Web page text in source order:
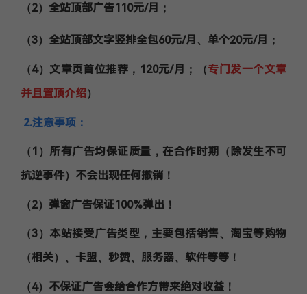
（2）全站顶部广告110元/月 ；
（3）全站顶部文字竖排全包60元/月、单个20元/月 ；
（4）文章页首位推荐，120元/月；（专门发一个文章
并且置顶介绍）
2.注意事项：
（1）所有广告均保证质量，在合作时期（除发生不可
抗逆事件）不会出现任何撤销！
（2）弹窗广告保证100%弹出！
（3）本站接受广告类型，主要包括销售、淘宝等购物
（相关）、卡盟、秒赞、服务器、软件等等！
（4）不保证广告会给合作方带来绝对收益！